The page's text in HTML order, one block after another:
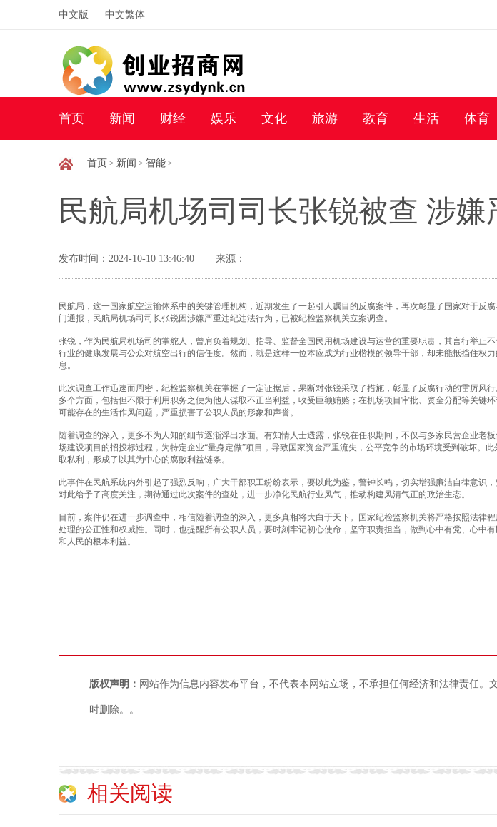
中文版 中文繁体
首页 新闻 财经 娱乐 文化 旅游 教育 生活 体育
首页 > 新闻 > 智能 >
民航局机场司司长张锐被查 涉
发布时间：2024-10-10 13:46:40 来源：
民航局，这一国家航空运输体系中的关键管理机构，近期发生了一起引人瞩目的反腐案件，再次彰显了国家对于反
门通报，民航局机场司司长张锐因涉嫌严重违纪违法行为，已被纪检监察机关立案调查。
张锐，作为民航局机场司的掌舵人，曾肩负着规划、指导、监督全国民用机场建设与运营的重要职责，其言行举止
行业的健康发展与公众对航空出行的信任度。然而，就是这样一位本应成为行业楷模的领导干部，却未能抵挡住权
息。
此次调查工作迅速而周密，纪检监察机关在掌握了一定证据后，果断对张锐采取了措施，彰显了反腐行动的雷厉风
多个方面，包括但不限于利用职务之便为他人谋取不正当利益，收受巨额贿赂；在机场项目审批、资金分配等关键
可能存在的生活作风问题，严重损害了公职人员的形象和声誉。
随着调查的深入，更多不为人知的细节逐渐浮出水面。有知情人士透露，张锐在任职期间，不仅与多家民营企业老
场建设项目的招投标过程，为特定企业“量身定做”项目，导致国家资金严重流失，公平竞争的市场环境受到破坏。
取私利，形成了以其为中心的腐败利益链条。
此事件在民航系统内外引起了强烈反响，广大干部职工纷纷表示，要以此为鉴，警钟长鸣，切实增强廉洁自律意识
对此给予了高度关注，期待通过此次案件的查处，进一步净化民航行业风气，推动构建风清气正的政治生态。
目前，案件仍在进一步调查中，相信随着调查的深入，更多真相将大白于天下。国家纪检监察机关将严格按照法律
处理的公正性和权威性。同时，也提醒所有公职人员，要时刻牢记初心使命，坚守职责担当，做到心中有党、心中
和人民的根本利益。
版权声明： 网站作为信息内容发布平台，不代表本网站立场，不承担任何经济和法律责任。
时删除。。
相关阅读